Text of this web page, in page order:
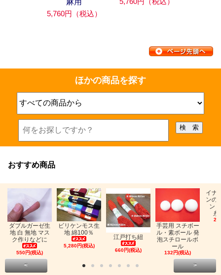
5,760円（税込）
ほかの商品を探す
おすすめ商品
ダブルガーゼ生
地 白 無地 マス
ク作りなどに
550円(税込)
ビリケンモス生
地 綿100％
5,280円(税込)
江戸打ち紐
660円(税込)
手芸用 スチボー
ル・素ボール 発
泡スチロールボ
ール
132円(税込)
イナ
ンの
ン
糸
< >